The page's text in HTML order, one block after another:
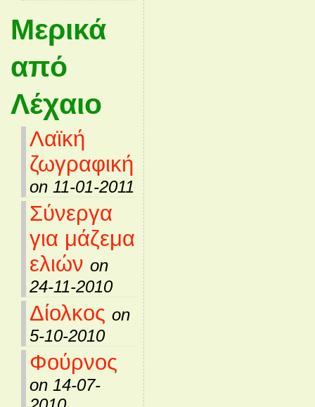
Μερικά
από
Λέχαιο
Λαϊκή
ζωγραφική
on 11-01-2011
Σύνεργα
για μάζεμα
ελιών on
24-11-2010
Δίολκος on
5-10-2010
Φούρνος
on 14-07-